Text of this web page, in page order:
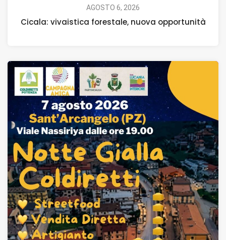
AGOSTO 6, 2026
Cicala: vivaistica forestale, nuova opportunità